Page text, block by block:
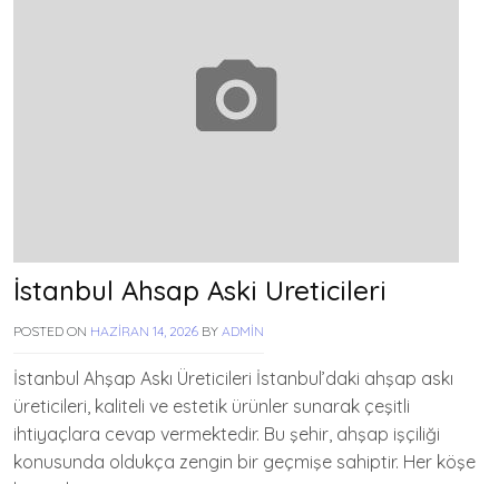
İstanbul Ahsap Aski Ureticileri
POSTED ON HAZIRAN 14, 2026 BY ADMIN
İstanbul Ahşap Askı Üreticileri İstanbul’daki ahşap askı
üreticileri, kaliteli ve estetik ürünler sunarak çeşitli
ihtiyaçlara cevap vermektedir. Bu şehir, ahşap işçiliği
konusunda oldukça zengin bir geçmişe sahiptir. Her köşe